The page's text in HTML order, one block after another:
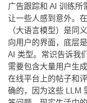
广告跟踪和 AI 训练所
让一些人感到意外。
（大语言模型）是同
向用户的界面，底层
AI 类型。常识告诉我
需要包含大量用户生
在线平台上的帖子和
确的，因为这些 LLM